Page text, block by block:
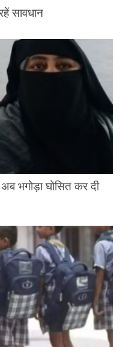
सावधान
भगोड़ा घोसित कर दी